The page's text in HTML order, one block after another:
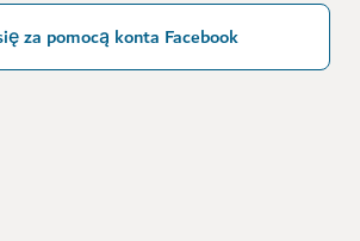
za pomocą konta Facebook